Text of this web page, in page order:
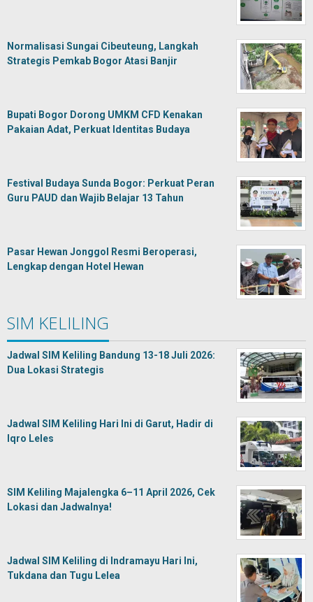
Normalisasi Sungai Cibeuteung, Langkah
Strategis Pemkab Bogor Atasi Banjir
Bupati Bogor Dorong UMKM CFD Kenakan
Pakaian Adat, Perkuat Identitas Budaya
Festival Budaya Sunda Bogor: Perkuat Peran
Guru PAUD dan Wajib Belajar 13 Tahun
Pasar Hewan Jonggol Resmi Beroperasi,
Lengkap dengan Hotel Hewan
SIM KELILING
Jadwal SIM Keliling Bandung 13-18 Juli 2026:
Dua Lokasi Strategis
Jadwal SIM Keliling Hari Ini di Garut, Hadir di
Iqro Leles
SIM Keliling Majalengka 6–11 April 2026, Cek
Lokasi dan Jadwalnya!
Jadwal SIM Keliling di Indramayu Hari Ini,
Tukdana dan Tugu Lelea